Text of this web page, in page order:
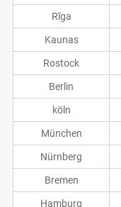
Rīga
Kaunas
Rostock
Berlin
köln
München
Nürnberg
Bremen
Hamburg